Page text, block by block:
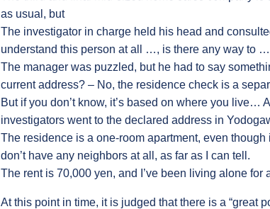
as usual, but
The investigator in charge held his head and
understand this person at all …, is there any way to
The manager was puzzled, but he had to say
current address? – No, the residence check is a
But if you don’t know, it’s based on where you live…
investigators went to the declared address in
The residence is a one-room apartment, even though
don’t have any neighbors at all, as far as I can tell.
The rent is 70,000 yen, and I’ve been living alone for
At this point in time, it is judged that there is a “great